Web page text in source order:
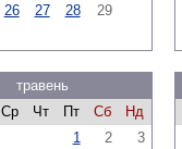
26 27 28 29
травень
Ср Чт Пт Сб
Нд
1
2
3